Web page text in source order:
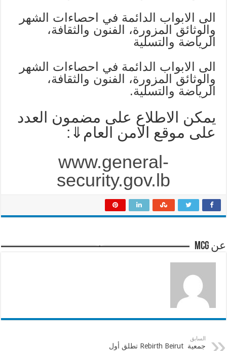
الى الابواب الدائمة في احصاءات الشهر
والوثائق المزورة، الفنون والثقافة،
الرياضة والتسلية
الى الابواب الدائمة في احصاءات الشهر
والوثائق المزورة، الفنون والثقافة،
الرياضة والتسلية.
يمكن الاطلاع على مضمون العدد
على موقع الامن العام⇓:
www.general-
security.gov.lb
عن mcg
السابق
جمعية Rebirth Beirut تطلق أول